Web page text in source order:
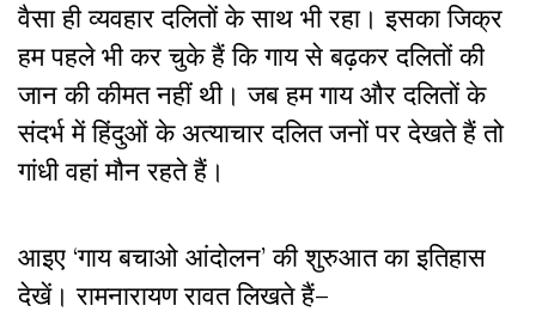
वैसा ही व्यवहार दलितों के साथ भी रहा। इसका जिक्र
हम पहले भी कर चुके हैं कि गाय से बढ़कर दलितों की
जान की कीमत नहीं थी। जब हम गाय और दलितों के
संदर्भ में हिंदुओं के अत्याचार दलित जनों पर देखते हैं तो
गांधी वहां मौन रहते हैं।
आइए ‘गाय बचाओ आंदोलन’ की शुरुआत का इतिहास
देखें। रामनारायण रावत लिखते हैं–